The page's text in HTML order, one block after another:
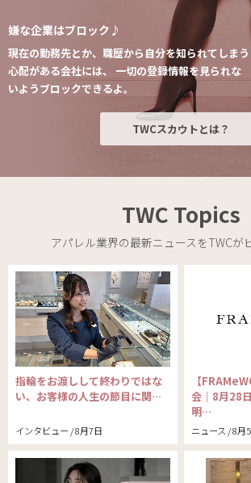
嫌な企業はブロック♪
現在の勤務先とか、職歴から⾃分を知られてしまう
⼼配がある会社には、
⼀切の登録情報を⾒られな
いようブロックできるよ。
TWCスカウトとは？
TWC Topics
アパレル業界の最新ニュースをTWCが
インタビュー / 8月7日
指輪をお渡しして終わりではな
い、お客様の人生の節目に関…
ニュース / 8月
【
会｜8月28
明…